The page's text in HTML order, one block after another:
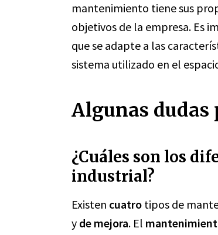
mantenimiento tiene sus
objetivos de la empresa. Es
que se adapte a las
sistema utilizado en el
Algunas dudas
¿Cuáles son los
industrial?
Existen cuatro tipos de
y de mejora. El